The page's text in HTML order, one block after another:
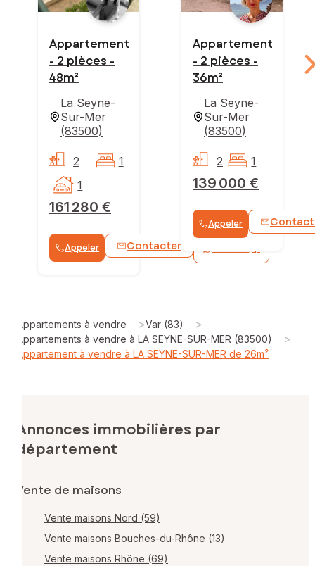
Appartement
- 2 pièces -
48m²
La Seyne-
Sur-Mer
(83500)
161 280 €
2
1
1
Appeler Contacter WhatsApp
Appartement
- 2 pièces -
36m²
La Seyne-
Sur-Mer
(83500)
139 000 €
2 1
Appeler
Appartements à vendre >Var (83) >
Appartements à vendre à LA SEYNE-SUR-MER (83500) >
Appartement à vendre à LA SEYNE-SUR-MER de 26m²
Annonces immobilières par
département
Vente de maisons
Vente maisons Nord (59)
Vente maisons Bouches-du-Rhône (13)
Vente maisons Rhône (69)